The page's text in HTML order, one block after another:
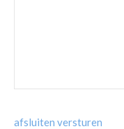
afsluiten versturen